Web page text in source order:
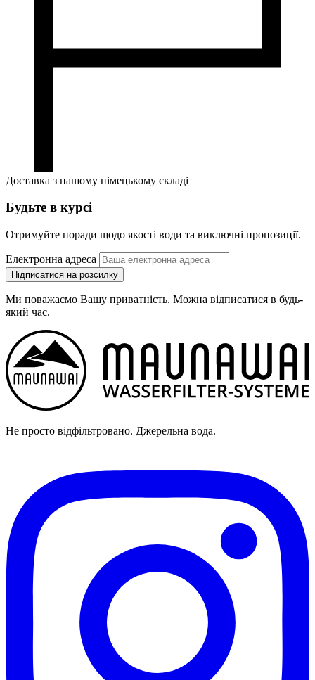
Доставка з нашому німецькому складі
Будьте в курсі
Отримуйте поради щодо якості води та виключні пропозиції.
Електронна адреса
Підписатися на розсилку
Ми поважаємо Вашу приватність. Можна відписатися в будь-
який час.
Не просто відфільтровано. Джерельна вода.